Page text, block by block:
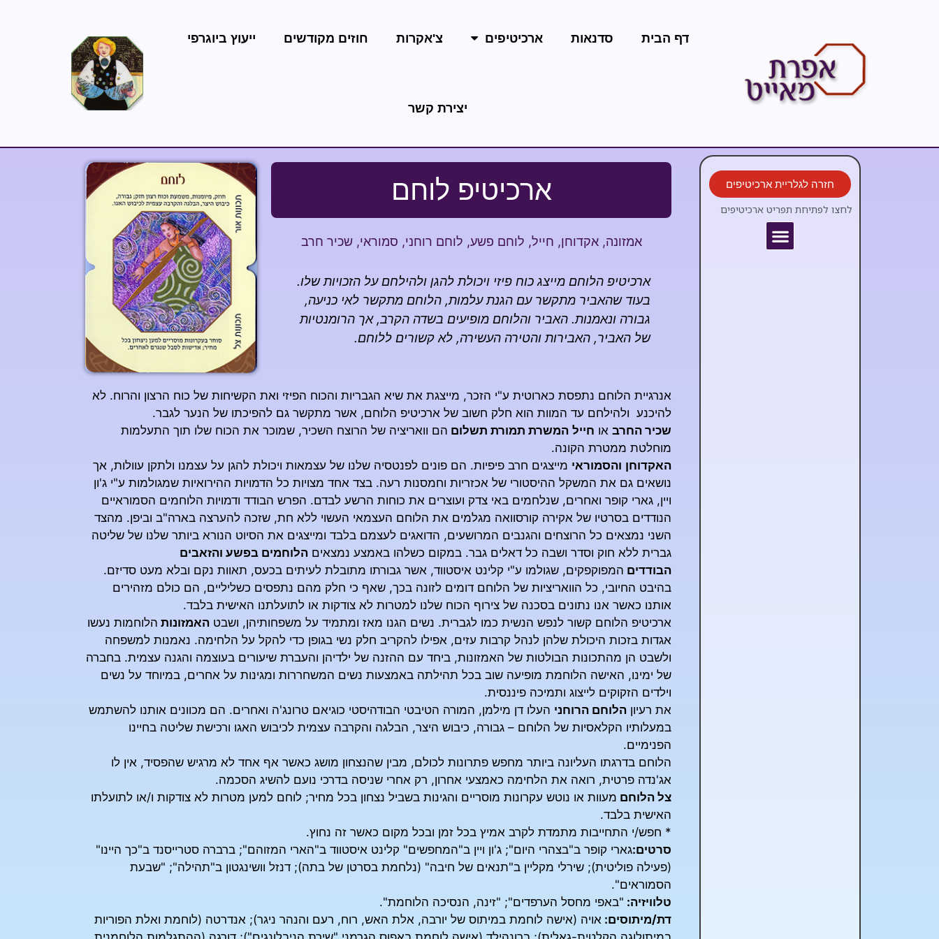
דף הבית סדנאות ארכיטיפים צ'אקרות חוזים מקודשים ייעוץ ביוגרפי
יצירת קשר
חזרה לגלריית ארכיטיפים
לחצו לפתיחת תפריט ארכיטיפים
ארכיטיפ לוחם
אמזונה,אקדוחן, חייל, לוחם פשע, לוחם רוחני, סמוראי,שכיר חרב
ארכיטיפ הלוחם מייצג כוח פיזי ויכולת להגן ולהילחם על הזכויות שלו.
בעוד שהאביר מתקשר עם הגנת עלמות, הלוחם מתקשר לאי כניעה,
גבורה ונאמנות. האביר והלוחם מופיעים בשדה הקרב, אך הרומנטיות
של האביר, האבירות והטירה העשירה, לא קשורים ללוחם.
אנרגיית הלוחם נתפסת כארוטית ע"י הזכר, מייצגת את שיא הגבריות והכוח הפיזי ואת הקשיחות של כוח הרצון והרוח. לא
להיכנע ולהילחם עד המוות הוא חלק חשוב של ארכיטיפ הלוחם, אשר מתקשר גם להפיכתו של הנער לגבר.
שכיר החרבאו חייל המשרת תמורת תשלום הם וואריציה של הרוצח השכיר, שמוכר את הכוח שלו תוך התעלמות
מוחלטת ממטרת הקונה.
האקדוחן והסמוראי מייצגים חרב פיפיות. הם פונים לפנטסיה שלנו של עצמאות ויכולת להגן על עצמנו ולתקן עוולות, אך
נושאים גם את המשקל ההיסטורי של אכזריות וחמסנות רעה. בצד אחד מצויות כל הדמויות ההירואיות שמגולמות ע"י ג'ון
ויין, גארי קופר ואחרים, שנלחמים באי צדק ועוצרים את כוחות הרשע לבדם. הפרש הבודד ודמויות הלוחמים הסמוראיים
הנודדים בסרטיו של אקירה קורסוואה מגלמים את הלוחם העצמאי העשוי ללא חת, שזכה להערצה בארה"ב וביפן. מהצד
השני נמצאים כל הרוצחים והגנבים המרושעים, הדואגים לעצמם בלבד ומייצגים את הסיוט הנורא ביותר שלנו של שליטה
גברית ללא חוק וסדר ושבה כל דאלים גבר. במקום כשלהו באמצע נמצאים הלוחמים בפשע והזאבים
הבודדים המפוקפקים, שגולמו ע"י קלינט איסטווד, אשר גבורתו מתובלת לעיתים בכעס, תאוות נקם ובלא מעט סדיזם.
בהיבט החיובי, כל הוואריציות של הלוחם דומים לזונה בכך, שאף כי חלק מהם נתפסים כשליליים, הם כולם מזהירים
אותנו כאשר אנו נתונים בסכנה של צירוף הכוח שלנו למטרות לא צודקות או לתועלתנו האישית בלבד.
ארכיטיפ הלוחם קשור לנפש הנשית כמו לגברית. נשים הגנו מאז ומתמיד על משפחותיהן, ושבט האמזונות הלוחמות נעשו
אגדות בזכות היכולת שלהן לנהל קרבות עזים, אפילו להקריב חלק נשי בגופן כדי להקל על הלחימה. נאמנות למשפחה
ולשבט הן מהתכונות הבולטות של האמזונות, ביחד עם ההזנה של ילדיהן והעברת שיעורים בעוצמה והגנה עצמית. בחברה
של ימינו, האישה הלוחמת מופיעה שוב בכל תהילתה באמצעות נשים המשחררות ומגינות על אחרים, במיוחד על נשים
וילדים הזקוקים לייצוג ותמיכה פיננסית.
את רעיון הלוחם הרוחני העלו דן מילמן, המורה הטיבטי הבודהיסטי כוגיאם טרונג'ה ואחרים. הם מכוונים אותנו להשתמש
במעלותיו הקלאסיות של הלוחם – גבורה, כיבוש היצר, הבלגה והקרבה עצמית לכיבוש האגו ורכישת שליטה בחיינו
הפנימיים.
הלוחם בדרגתו העליונה ביותר מחפש פתרונות לכולם, מבין שהנצחון מושג כאשר אף אחד לא מרגיש שהפסיד, אין לו
אג'נדה פרטית, רואה את הלחימה כאמצעי אחרון, רק אחרי שניסה בדרכי נועם להשיג הסכמה.
צל הלוחם מעוות או נוטש עקרונות מוסריים והגינות בשביל נצחון בכל מחיר; לוחם למען מטרות לא צודקות ו/או לתועלתו
האישית בלבד.
* חפש/י התחייבות מתמדת לקרב אמיץ בכל זמן ובכל מקום כאשר זה נחוץ.
סרטים:גארי קופר ב"בצהרי היום"; ג'ון ויין ב"המחפשים" קלינט איסטווד ב"הארי המזוהם"; ברברה סטרייסנד ב"כך היינו"
(פעילה פוליטית); שירלי מקליין ב"תנאים של חיבה" (נלחמת בסרטן של בתה); דנזל וושינגטון ב"תהילה"; "שבעת
הסמוראים".
טלוויזיה: "באפי מחסל הערפדים"; "זינה, הנסיכה הלוחמת".
דת/מיתוסים: אויה (אישה לוחמת במיתוס של יורבה, אלת האש, רוח, רעם והנהר ניגר); אנדרטה (לוחמת ואלת הפוריות